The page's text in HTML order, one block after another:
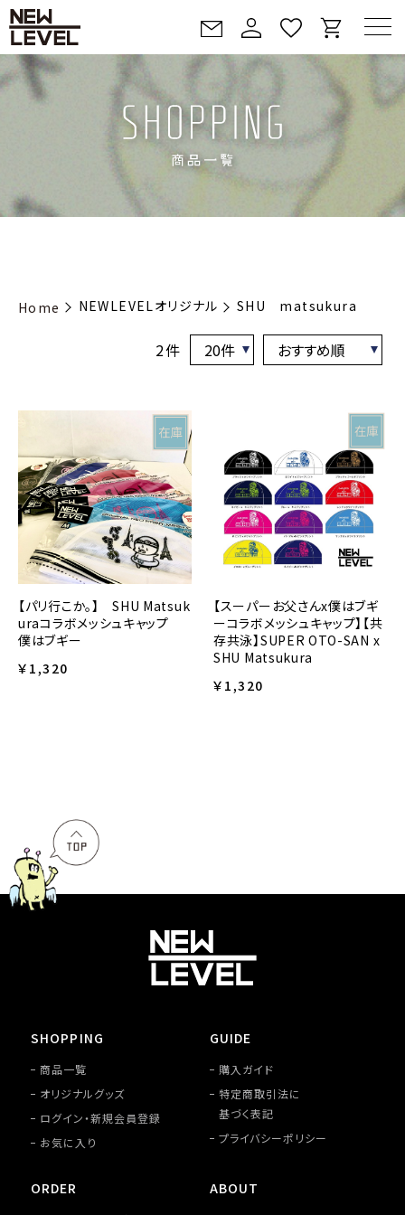
Home NEWLEVELオリジナル SHU matsukura
2件
【パリ行こか。】 SHU Matsuk
uraコラボメッシュキャップ
僕はブギー
￥1,320
【スーパーお父さんx僕はブギ
ーコラボメッシュキャップ】【共
存共泳】SUPER OTO-SAN x
SHU Matsukura
￥1,320
SHOPPING
商品一覧
オリジナルグッズ
ログイン・新規会員登録
お気に入り
GUIDE
購入ガイド
特定商取引法に
基づく表記
プライバシーポリシー
ORDER ABOUT